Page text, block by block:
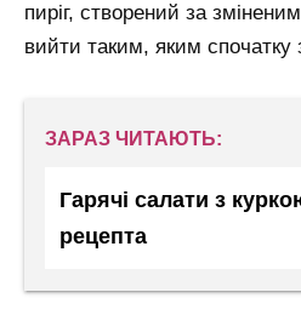
пиріг, створений за
вийти таким, яким
ЗАРАЗ ЧИТАЮТЬ:
Гарячі салати з
рецепта